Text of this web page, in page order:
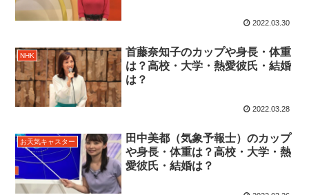
2022.03.30
NHK
首藤奈知子のカップや身長・体重
は？高校・大学・熱愛彼氏・結婚
は？
2022.03.28
お天気キャスター
田中美都（気象予報士）のカップ
や身長・体重は？高校・大学・熱
愛彼氏・結婚は？